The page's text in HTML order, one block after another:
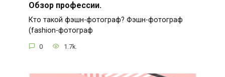
Обзор профессии.
Кто такой фэшн-фотограф? Фэшн-фотограф
(fashion-фотограф
0 1.7k.